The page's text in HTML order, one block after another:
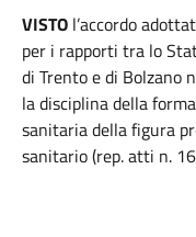
VISTO l’accordo
per i rapporti tra lo
di Trento e di Bolzano
la disciplina della
sanitaria della figura
sanitario (rep. atti n.